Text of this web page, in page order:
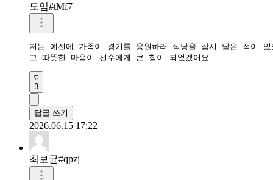
도임#tMf7
저는 예전에 가족이 경기를 응원하러 식당을 잠시 닫은 적이
그 따뜻한 마음이 선수에게 큰 힘이 되었겠어요
3
답글 쓰기
2026.06.15 17:22
최보균#qpzj